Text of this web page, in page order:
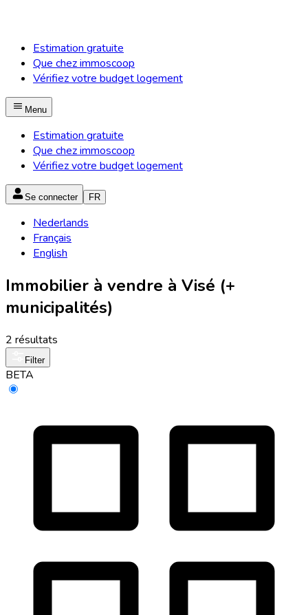
Estimation gratuite
Que chez immoscoop
Vérifiez votre budget logement
Menu
Estimation gratuite
Que chez immoscoop
Vérifiez votre budget logement
Se connecter FR
Nederlands
Français
English
Immobilier à vendre à Visé (+
municipalités)
2 résultats
Filter
BETA